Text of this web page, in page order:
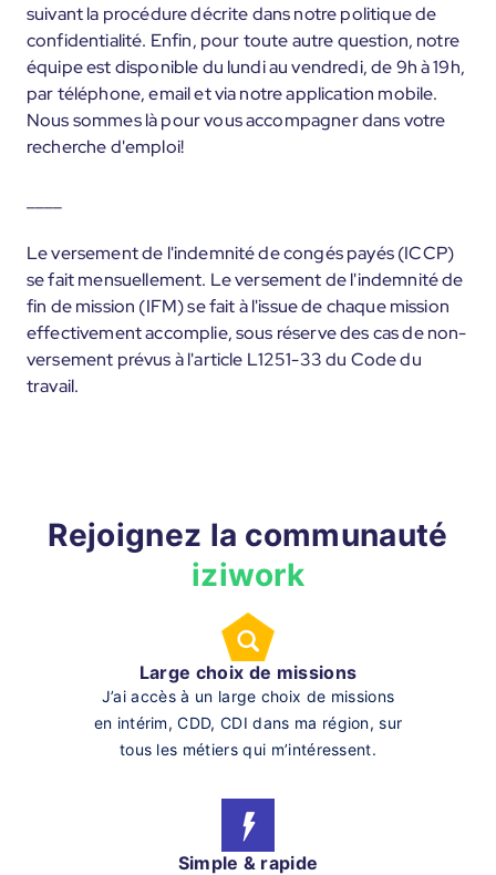
suivant la procédure décrite dans notre politique de
confidentialité. Enfin, pour toute autre question, notre
équipe est disponible du lundi au vendredi, de 9h à 19h,
par téléphone, email et via notre application mobile.
Nous sommes là pour vous accompagner dans votre
recherche d'emploi!
Le versement de l'indemnité de congés payés (ICCP)
se fait mensuellement. Le versement de l'indemnité de
fin de mission (IFM) se fait à l'issue de chaque mission
effectivement accomplie, sous réserve des cas de non-
versement prévus à l'article L1251-33 du Code du
travail.
Rejoignez la communauté
iziwork
Large choix de missions
J’ai accès à un large choix de missions
en intérim, CDD, CDI dans ma région, sur
tous les métiers qui m’intéressent.
Simple & rapide